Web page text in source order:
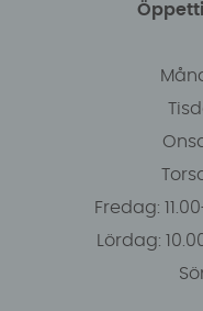
Fredag:
Lördag: